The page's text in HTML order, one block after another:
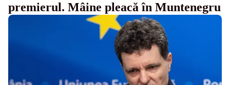
premierul. Mâine pleacă în Muntenegru